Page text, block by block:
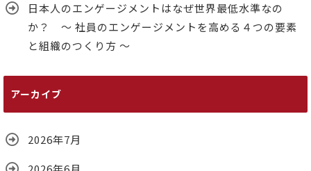
日本人のエンゲージメントはなぜ世界最低水準なの
か？ ～ 社員のエンゲージメントを高める４つの要素
と組織のつくり方 ～
アーカイブ
2026年7月